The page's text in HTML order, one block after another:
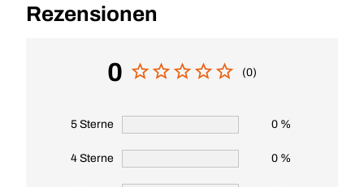
Rezensionen
0 (0)
5 Sterne 0 %
4 Sterne 0 %